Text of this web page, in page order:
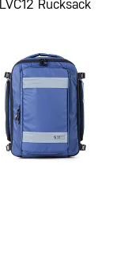
LVC12 Rucksack